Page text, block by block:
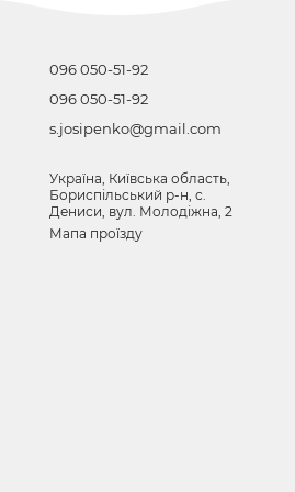
096 050-51-92
096 050-51-92
s.josipenko@gmail.com
Україна, Київська область,
Бориспільський р-н, с.
Дениси, вул. Молодіжна, 2
Мапа проїзду